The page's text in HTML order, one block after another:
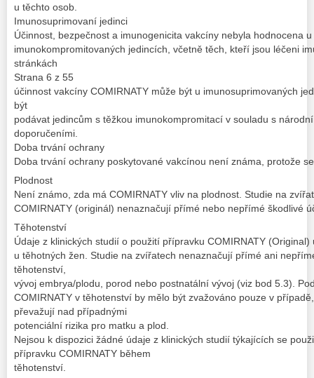
u těchto osob.
Imunosuprimovaní jedinci
Účinnost, bezpečnost a imunogenicita vakcíny nebyla hodnocena u
imunokompromitovaných jedincích, včetně těch, kteří jsou léčeni
stránkách
Strana 6 z 55
účinnost vakcíny COMIRNATY může být u imunosuprimovaných
být
podávat jedincům s těžkou imunokompromitací v souladu s
doporučeními.
Doba trvání ochrany
Doba trvání ochrany poskytované vakcínou není známa, protože
Plodnost
Není známo, zda má COMIRNATY vliv na plodnost. Studie na
COMIRNATY (originál) nenaznačují přímé nebo nepřímé škodlivé
Těhotenství
Údaje z klinických studií o použití přípravku COMIRNATY
u těhotných žen. Studie na zvířatech nenaznačují přímé ani
těhotenství,
vývoj embrya/plodu, porod nebo postnatální vývoj (viz bod 5.3).
COMIRNATY v těhotenství by mělo být zvažováno pouze v
převažují nad případnými
potenciální rizika pro matku a plod.
Nejsou k dispozici žádné údaje z klinických studií týkajících se
přípravku COMIRNATY během
těhotenství.